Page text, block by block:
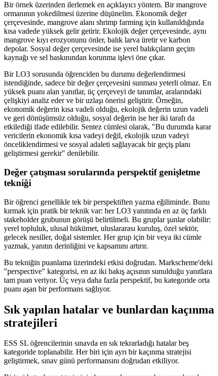
Bir örnek üzerinden ilerlemek en açıklayıcı yöntem. Bir mangrove
ormanının yokedilmesi üzerine düşünelim. Ekonomik değer
çerçevesinde, mangrove alanı shrimp farming için kullanıldığında
kısa vadede yüksek gelir getirir. Ekolojik değer çerçevesinde, aynı
mangrove kıyı erozyonunu önler, balık larva üretir ve karbon
depolar. Sosyal değer çerçevesinde ise yerel balıkçıların geçim
kaynağı ve sel baskınından korunma işlevi öne çıkar.
Bir LO3 sorusunda öğrenciden bu durumu değerlendirmesi
istendiğinde, sadece bir değer çerçevesini sunması yeterli olmaz. En
yüksek puanı alan yanıtlar, üç çerçeveyi de tanımlar, aralarındaki
çelişkiyi analiz eder ve bir uzlaşı önerisi geliştirir. Örneğin,
ekonomik değerin kısa vadeli olduğu, ekolojik değerin uzun vadeli
ve geri dönüşümsüz olduğu, sosyal değerin ise her iki tarafı da
etkilediği ifade edilebilir. Sentez cümlesi olarak, "Bu durumda karar
vericilerin ekonomik kısa vadeyi değil, ekolojik uzun vadeyi
önceliklendirmesi ve sosyal adaleti sağlayacak bir geçiş planı
geliştirmesi gerekir" denilebilir.
Değer çatışması sorularında perspektif genişletme
tekniği
Bir öğrenci genellikle tek bir perspektiften yazma eğiliminde. Bunu
kırmak için pratik bir teknik var: her LO3 yanıtında en az üç farklı
stakeholder grubunun görüşü belirtilmeli. Bu gruplar şunlar olabilir:
yerel topluluk, ulusal hükümet, uluslararası kuruluş, özel sektör,
gelecek nesiller, doğal sistemler. Her grup için bir veya iki cümle
yazmak, yanıtın derinliğini ve kapsamını artırır.
Bu tekniğin puanlama üzerindeki etkisi doğrudan. Markscheme'deki
"perspective" kategorisi, en az iki bakış açısının sunulduğu yanıtlara
tam puan veriyor. Üç veya daha fazla perspektif, bu kategoride orta
puanı aşan bir performans sağlıyor.
Sık yapılan hatalar ve bunlardan kaçınma
stratejileri
ESS SL öğrencilerinin sınavda en sık tekrarladığı hatalar beş
kategoride toplanabilir. Her biri için ayrı bir kaçınma stratejisi
geliştirmek, sınav günü performansını doğrudan etkiliyor.